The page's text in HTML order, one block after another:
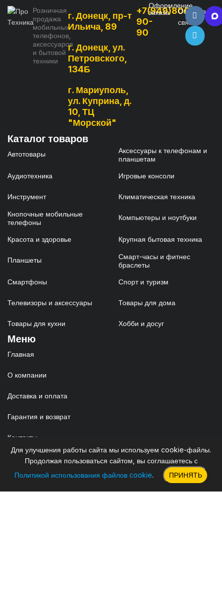
Розничная
продажа
мобильных
телефонов,
аксессуаров
и бытовой
техники
г. Донецк, пр-т
Ильича, 89
г. Донецк, ул.
Петровского,
134Б
г. Мариуполь,
ул. Куприна, д.
10, ТЦ
"Морской"
+7(949)800-
90-
90
Оформление
заказа
Обратная
связь
Каталог товаров
Автотовары
Аксессуары к телефонам и
планшетам
Аудиотехника Игровые консоли
Инструмент Климатическая техника
Кнопочные мобильные
телефоны
Компьютеры и ноутбуки
Красота и здоровье Крупная бытовая техника
Планшеты
Смарт-часы и фитнес
браслеты
Смартфоны Спорт и туризм
Телевизоры и аксессуары Товары для дома
Товары для кухни Хобби и досуг
Меню
Главная
О компании
Доставка и оплата
Гарантия и возврат
Контакты
Акционные товары
Топ продаж
Полезное
Для улучшения работы сайта мы используем cookie-файлы.
Продолжая пользоваться сайтом, вы соглашаетесь с
Политикой использования файлов cookie. ПРИНЯТЬ